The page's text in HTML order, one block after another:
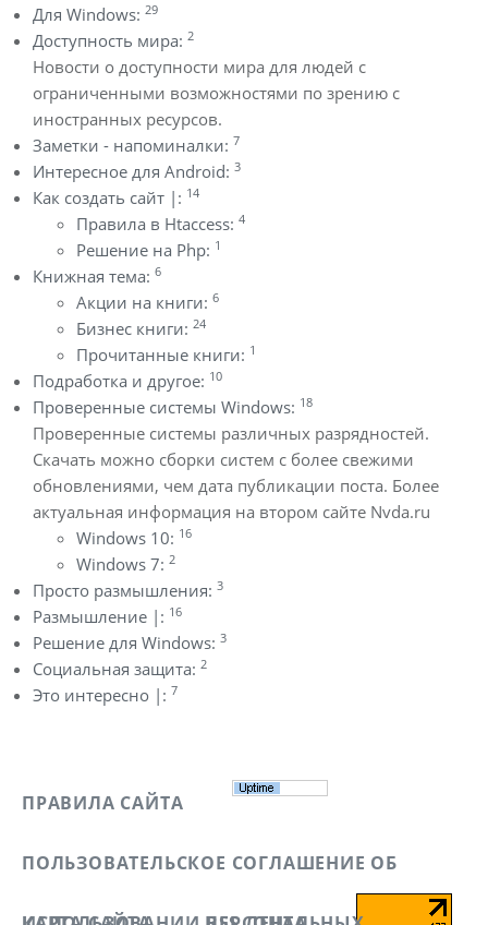
Для Windows: 29
Доступность мира: 2
Новости о доступности мира для людей с
ограниченными возможностями по зрению с
иностранных ресурсов.
Заметки - напоминалки: 7
Интересное для Android: 3
Как создать сайт |: 14
Правила в Htaccess: 4
Решение на Php: 1
Книжная тема: 6
Акции на книги: 6
Бизнес книги: 24
Прочитанные книги: 1
Подработка и другое: 10
Проверенные системы Windows: 18
Проверенные системы различных разрядностей.
Скачать можно сборки систем с более свежими
обновлениями, чем дата публикации поста. Более
актуальная информация на втором сайте Nvda.ru
Windows 10: 16
Windows 7: 2
Просто размышления: 3
Размышление |: 16
Решение для Windows: 3
Социальная защита: 2
Это интересно |: 7
ПРАВИЛА САЙТА
ПОЛЬЗОВАТЕЛЬСКОЕ СОГЛАШЕНИЕ ОБ